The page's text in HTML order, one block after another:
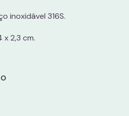
inoxidável 316S.
x 2,3 cm.